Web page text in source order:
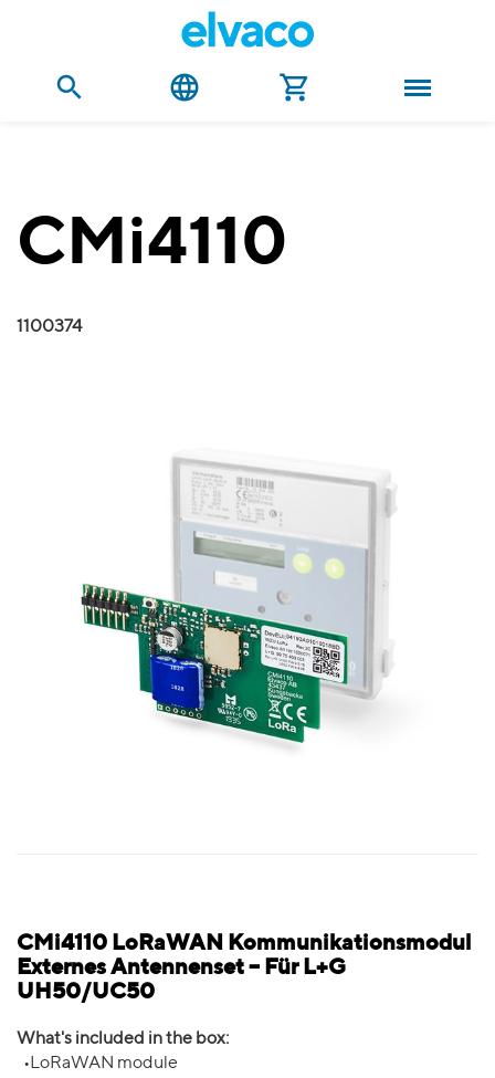
CMi4110
1100374
CMi4110 LoRaWAN Kommunikationsmodul
Externes Antennenset – Für L+G
UH50/UC50
What's included in the box:
•LoRaWAN module